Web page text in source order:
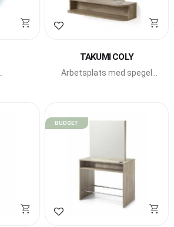
Lägg till i favoriter
TAKUMI COLY
Arbetsplats med spegel
Lägg till i favoriter
BUDGET